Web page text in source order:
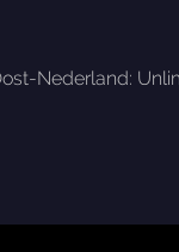
Nederland: